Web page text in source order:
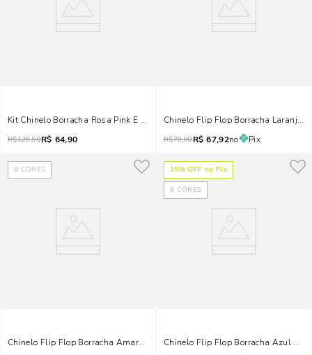
Kit Chinelo Borracha Rosa Pink E Necessarie
R$129,90R$ 64,90
Chinelo Flip Flop Borracha Laranja
R$79,90R$ 67,92no Pix
8 CORES
Chinelo Flip Flop Borracha Amarelo Fluor
15% OFF no Pix
8 CORES
Chinelo Flip Flop Borracha Azul